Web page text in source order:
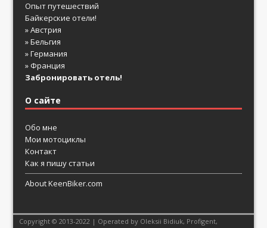
Опыт путешествий
Байкерские отели!
» Австрия
» Бельгия
» Германия
» Франция
Забронировать отель!
О сайте
Обо мне
Мои мотоциклы
Контакт
Как я пишу статьи
About KeenBiker.com
Copyright © 2013-2022 | Operated by Oleksii Bidiuk, Profigent,